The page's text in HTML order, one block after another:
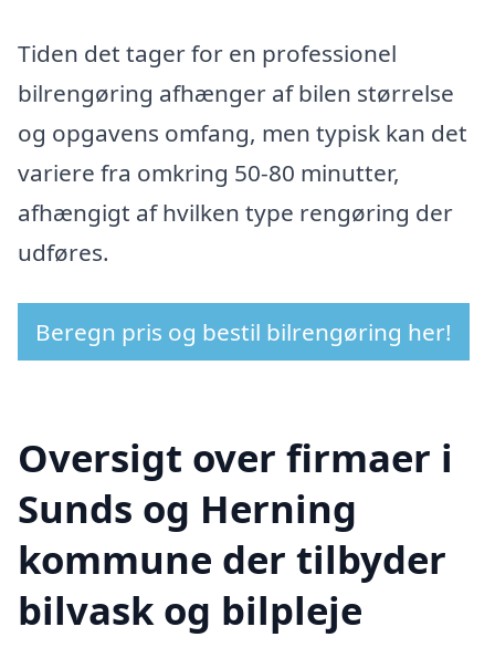
Tiden det tager for en professionel
bilrengøring afhænger af bilen størrelse
og opgavens omfang, men typisk kan det
variere fra omkring 50-80 minutter,
afhængigt af hvilken type rengøring der
udføres.
Beregn pris og bestil bilrengøring her!
Oversigt over firmaer i
Sunds og Herning
kommune der tilbyder
bilvask og bilpleje